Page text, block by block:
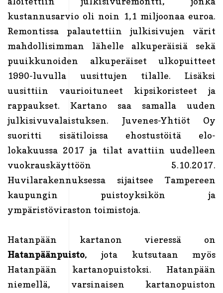
kustannusarvio oli noin 1,1 miljoonaa euroa.
Remontissa palautettiin julkisivujen värit
mahdollisimman lähelle alkuperäisiä sekä
puuikkunoiden alkuperäiset ulkopuitteet
1990-luvulla uusittujen tilalle. Lisäksi
uusittiin vaurioituneet kipsikoristeet ja
rappaukset. Kartano saa samalla uuden
julkisivuvalaistuksen. Juvenes-Yhtiöt Oy
suoritti sisätiloissa ehostustöitä elo-
lokakuussa 2017 ja tilat avattiin uudelleen
vuokrauskäyttöön 5.10.2017.
Huvilarakennuksessa sijaitsee Tampereen
kaupungin puistoyksikön ja
ympäristöviraston toimistoja.
Hatanpään kartanon vieressä on
Hatanpäänpuisto, jota kutsutaan myös
Hatanpään kartanopuistoksi. Hatanpään
niemellä, varsinaisen kartanopuiston